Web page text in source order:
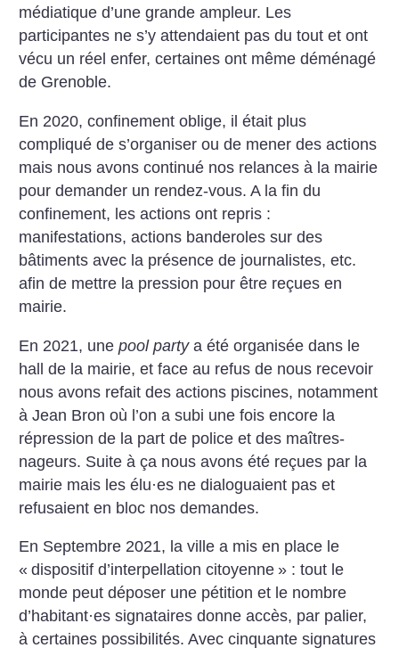
médiatique d’une grande ampleur. Les
participantes ne s’y attendaient pas du tout et ont
vécu un réel enfer, certaines ont même déménagé
de Grenoble.
En 2020, confinement oblige, il était plus
compliqué de s’organiser ou de mener des actions
mais nous avons continué nos relances à la mairie
pour demander un rendez-vous. A la fin du
confinement, les actions ont repris :
manifestations, actions banderoles sur des
bâtiments avec la présence de journalistes, etc.
afin de mettre la pression pour être reçues en
mairie.
En 2021, unepool partya été organisée dans le
hall de la mairie, et face au refus de nous recevoir
nous avons refait des actions piscines, notamment
à Jean Bron où l’on a subi une fois encore la
répression de la part de police et des maîtres-
nageurs. Suite à ça nous avons été reçues par la
mairie mais les élu·es ne dialoguaient pas et
refusaient en bloc nos demandes.
En Septembre 2021, la ville a mis en place le
« dispositif d’interpellation citoyenne » : tout le
monde peut déposer une pétition et le nombre
d’habitant·es signataires donne accès, par palier,
à certaines possibilités. Avec cinquante signatures